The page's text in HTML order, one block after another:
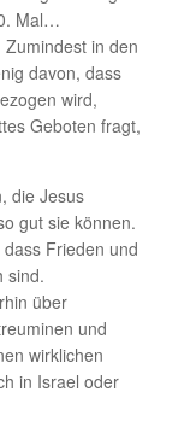
Mal…
in den
davon, dass
wird,
Geboten fragt,
die Jesus
gut sie können.
Frieden und
sind.
über
und
wirklichen
in Israel oder